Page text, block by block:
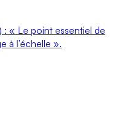
: « Le point essentiel de
à l’échelle ».